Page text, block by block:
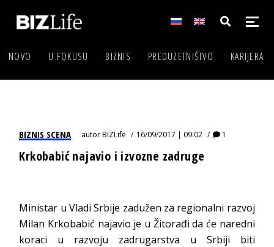
NOVO U FOKUSU BIZNIS PREDUZETNIŠTVO KARIJERA
BIZNIS SCENA autorBIZLife 16/09/2017 | 09:02 1
Krkobabić najavio i izvozne zadruge
Ministar u Vladi Srbije zadužen za regionalni razvoj
Milan Krkobabić najavio je u Žitorađi da će naredni
koraci u razvoju zadrugarstva u Srbiji biti